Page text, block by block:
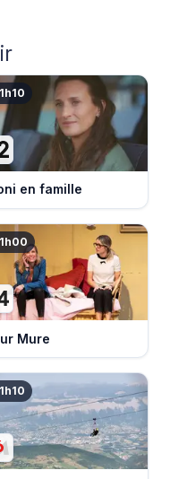
en famille
Mure